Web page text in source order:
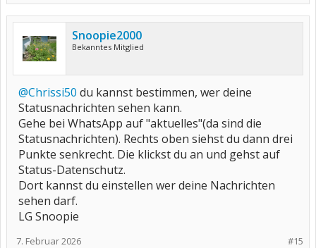
Snoopie2000
Bekanntes Mitglied
@Chrissi50 du kannst bestimmen, wer deine
Statusnachrichten sehen kann.
Gehe bei WhatsApp auf "aktuelles"(da sind die
Statusnachrichten). Rechts oben siehst du dann drei
Punkte senkrecht. Die klickst du an und gehst auf
Status-Datenschutz.
Dort kannst du einstellen wer deine Nachrichten
sehen darf.
LG Snoopie
#15
7. Februar 2026